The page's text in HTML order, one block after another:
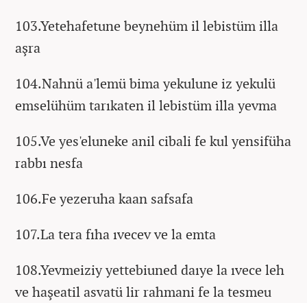
103.Yetehafetune beynehüm il lebistüm illa
aşra
104.Nahnü a'lemü bima yekulune iz yekulü
emselühüm tarıkaten il lebistüm illa yevma
105.Ve yes'eluneke anil cibali fe kul yensifüha
rabbı nesfa
106.Fe yezeruha kaan safsafa
107.La tera fıha ıvecev ve la emta
108.Yevmeiziy yettebiuned daıye la ıvece leh
ve haşeatil asvatü lir rahmani fe la tesmeu